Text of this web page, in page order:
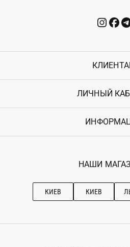
Возврат
Гарантия
ЛИЧНЫЙ
Войти
Ostriv
Наши
Рекомендации
НАШИ
КИЕВ КИЕВ